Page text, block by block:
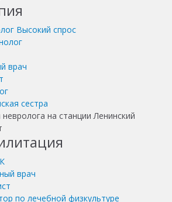
Высокий спрос
врач
сестра
врач
по лечебной физкультуре